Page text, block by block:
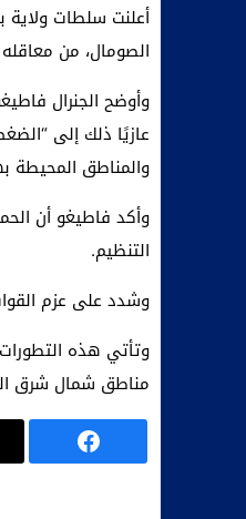
أعلنت سلطات ولاية
الصومال، من
وأوضح الجنرال
عازيًا ذلك إلى
والمناطق المحيطة
التنظيم.
وشدد على عزم
وتأتي هذه
مناطق شمال شرق